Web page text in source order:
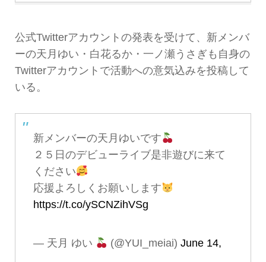
公式Twitterアカウントの発表を受けて、新メンバ
ーの天月ゆい・白花るか・一ノ瀬うさぎも自身の
Twitterアカウントで活動への意気込みを投稿して
いる。
新メンバーの天月ゆいです
２５日のデビューライブ是非遊びに来て
ください
応援よろしくお願いします
https://t.co/ySCNZihVSg
— 天月 ゆい (@YUI_meiai)June 14,